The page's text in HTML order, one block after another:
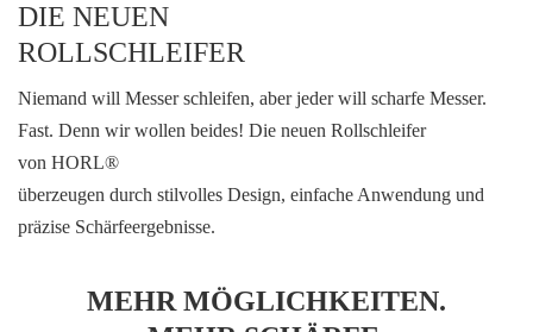
DIE NEUEN
ROLLSCHLEIFER
Niemand will Messer schleifen, aber jeder will scharfe Messer.
Fast. Denn wir wollen beides! Die neuen Rollschleifer
von HORL®
überzeugen durch stilvolles Design, einfache Anwendung und
präzise Schärfeergebnisse.
MEHR MÖGLICHKEITEN.